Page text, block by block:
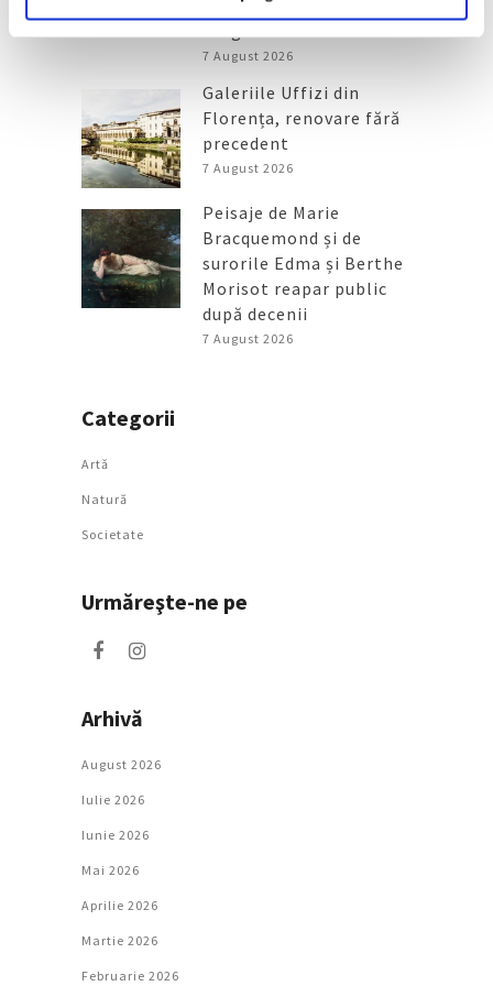
de artă urbană la
7 August 2026
Galeriile Uffizi din
Florența, renovare fără
precedent
7 August 2026
Peisaje de Marie
Bracquemond și de
surorile Edma și Berthe
Morisot reapar public
după decenii
7 August 2026
Categorii
Artǎ
Natură
Societate
Urmăreşte-ne pe
Arhivă
August 2026
Iulie 2026
Iunie 2026
Mai 2026
Aprilie 2026
Martie 2026
Februarie 2026